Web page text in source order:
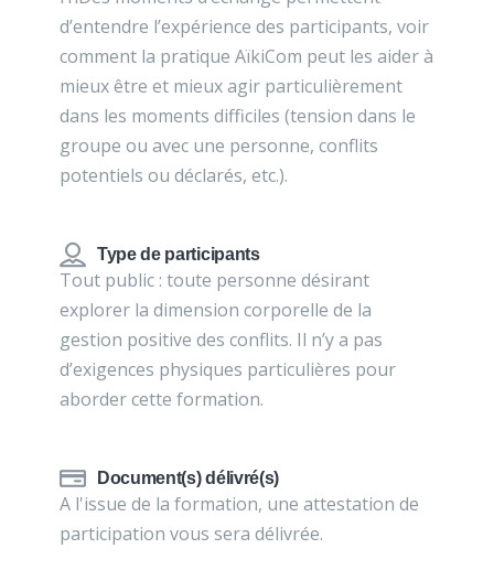
d’entendre l’expérience des participants, voir
comment la pratique AïkiCom peut les aider à
mieux être et mieux agir particulièrement
dans les moments difficiles (tension dans le
groupe ou avec une personne, conflits
potentiels ou déclarés, etc.).
Type de participants
Tout public : toute personne désirant
explorer la dimension corporelle de la
gestion positive des conflits. Il n’y a pas
d’exigences physiques particulières pour
aborder cette formation.
Document(s) délivré(s)
A l'issue de la formation, une attestation de
participation vous sera délivrée.